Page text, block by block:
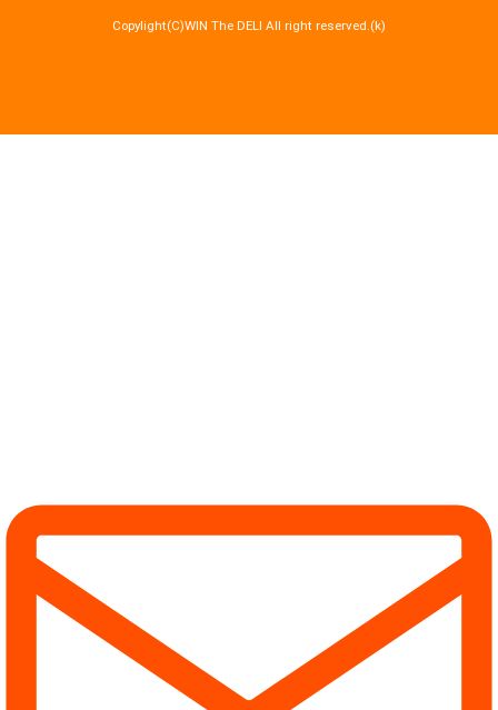
Copylight(C)WIN The DELI All right reserved.(k)